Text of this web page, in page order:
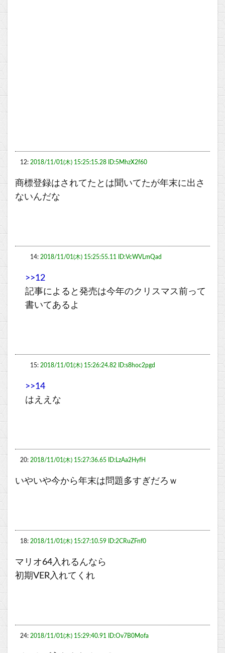
12: 2018/11/01(木) 15:25:15.28 ID:5MhzX2f60
商標登録はされてたとは聞いてたが年末に出さ
ないんだな
14: 2018/11/01(木) 15:25:55.11 ID:VcWVLmQad
>>12
記事によると発売は今年のクリスマス前って
書いてあるよ
15: 2018/11/01(木) 15:26:24.82 ID:s8hoc2pgd
>>14
はええな
20: 2018/11/01(木) 15:27:36.65 ID:LzAa2HyfH
いやいや今から年末は問題多すぎだろｗ
18: 2018/11/01(木) 15:27:10.59 ID:2CRuZFnf0
マリオ64入れるんなら
初期VER入れてくれ
24: 2018/11/01(木) 15:29:40.91 ID:Ov7B0Mofa